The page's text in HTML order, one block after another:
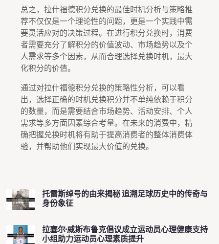
总之，拉什福德积分兑换的最佳时机分析与策略推
荐不仅仅是一个理论性的问题，更是一个实践中需
要灵活应对的决策过程。在进行积分兑换时，消费
者需要充分了解积分的价值波动、市场趋势以及个
人需求等多个因素，从而合理选择兑换时机，最大
化积分的价值。
通过对拉什福德积分兑换的策略性分析，可以看
出，选择正确的时机兑换积分并不单纯依赖于积分
的数量，而是需要结合市场趋势、活动安排、个人
需求等多方面因素综合考量。在未来的消费中，精
确把握兑换时机将有助于提高消费者的整体消费体
验，并帮助他们实现最大价值的兑换。
托雷斯绰号的由来揭秘 追溯足球历史中的传奇与
身份象征
拉塞尔·威斯布鲁克倡议成立运动员心理健康支持
小组助力运动员心理素质提升